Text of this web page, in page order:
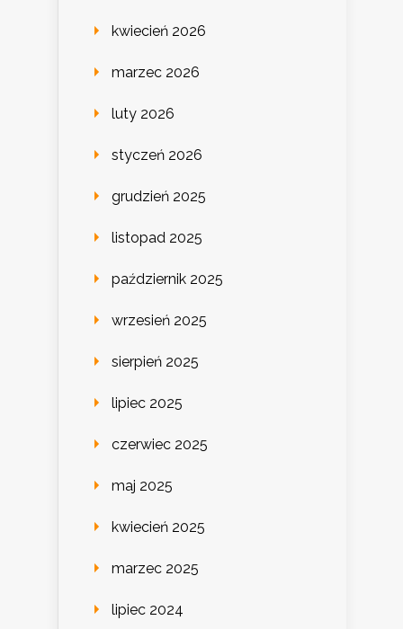
kwiecień 2026
marzec 2026
luty 2026
styczeń 2026
grudzień 2025
listopad 2025
październik 2025
wrzesień 2025
sierpień 2025
lipiec 2025
czerwiec 2025
maj 2025
kwiecień 2025
marzec 2025
lipiec 2024